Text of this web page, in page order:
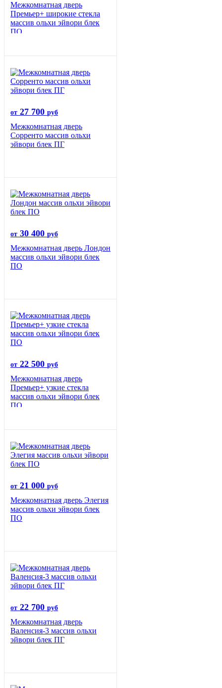
Межкомнатная дверь
Премьер+ широкие стекла
массив ольхи эйвори блек
ПО
от 27 700 руб
Межкомнатная дверь
Сорренто массив ольхи
эйвори блек ПГ
от 30 400 руб
Межкомнатная дверь Лондон
массив ольхи эйвори блек
ПО
от 22 500 руб
Межкомнатная дверь
Премьер+ узкие стекла
массив ольхи эйвори блек
ПО
от 21 000 руб
Межкомнатная дверь Элегия
массив ольхи эйвори блек
ПО
от 22 700 руб
Межкомнатная дверь
Валенсия-3 массив ольхи
эйвори блек ПГ